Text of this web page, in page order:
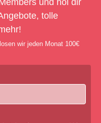
und hol dir
tolle
wir jeden Monat 100€